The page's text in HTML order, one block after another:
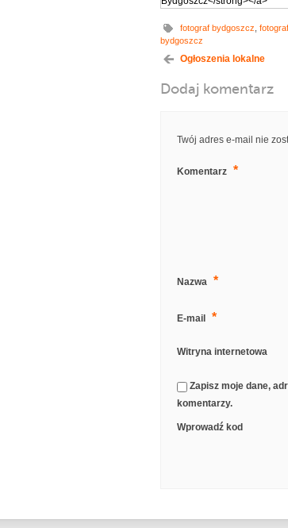
fotograf bydgoszcz
bydgoszcz
Ogłoszenia lokalne
Dodaj komentarz
Twój adres e-mail nie
Komentarz *
Nazwa *
E-mail *
Witryna internetowa
Zapisz moje dane,
komentarzy.
Wprowadź kod